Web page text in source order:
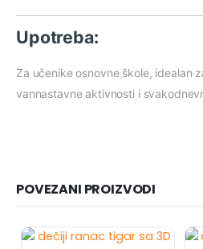
Upotreba:
Za učenike osnovne škole, idealan
vannastavne aktivnosti i
POVEZANI PROIZVODI